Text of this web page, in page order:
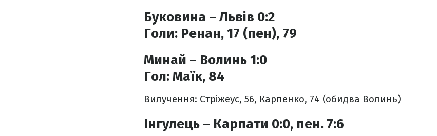
Буковина – Львів 0:2
Голи: Ренан, 17 (пен), 79
Минай – Волинь 1:0
Гол:Маїк, 84
Вилучення: Стріжеус, 56, Карпенко, 74 (обидва Волинь)
Інгулець – Карпати 0:0, пен. 7:6